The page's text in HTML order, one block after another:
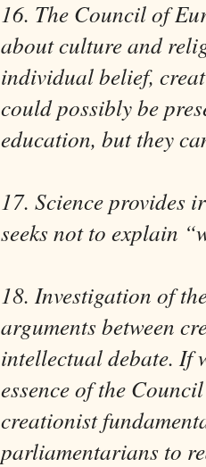
16. The Council of
about culture and
individual belief,
could possibly be
education, but they
17. Science
seeks not to explain
18. Investigation of
arguments between
intellectual debate. If
essence of the
creationist
parliamentarians to